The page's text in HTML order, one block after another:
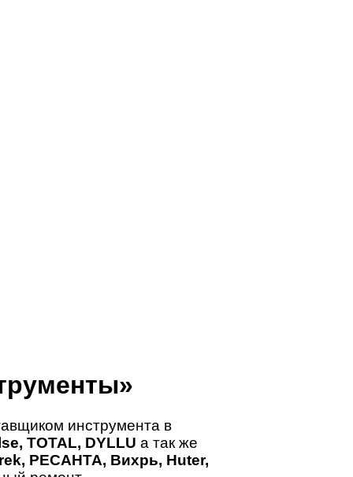
инструмента в
TOTAL, DYLLU а так же
РЕСАНТА, Вихрь, Huter,